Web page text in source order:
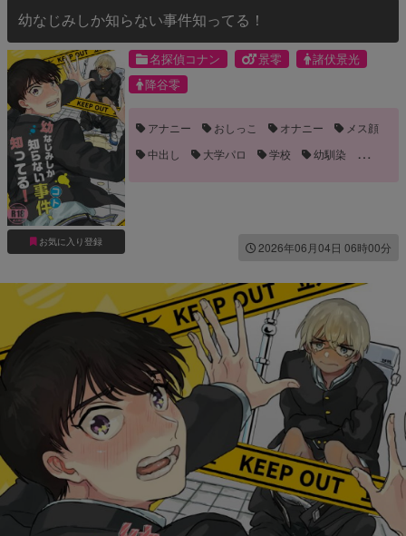
幼なじみしか知らない事件知ってる！
お気に入り登録
名探偵コナン 景零
諸伏景光
降谷零
アナニー おしっこ オナニー
メス顔
中出し
大学パロ 学校
幼馴染
2026年06月04日 06時00分